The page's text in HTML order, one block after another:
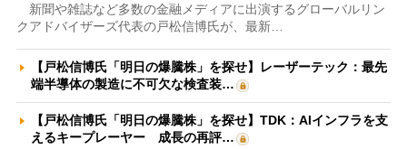
新聞や雑誌など多数の金融メディアに出演するグローバルリン
クアドバイザーズ代表の戸松信博氏が、最新…
【戸松信博氏「明日の爆騰株」を探せ】レーザーテック：最先
端半導体の製造に不可欠な検査装…
【戸松信博氏「明日の爆騰株」を探せ】TDK：AIインフラを支
えるキープレーヤー 成長の再評…